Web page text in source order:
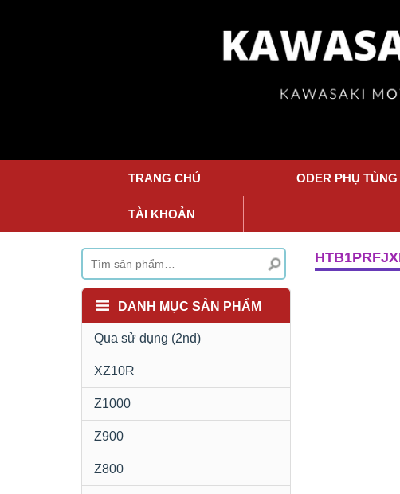
TRANG CHỦ ODER PHỤ TÙNG
TÀI KHOẢN
DANH MỤC SẢN PHẨM
Qua sử dụng (2nd)
XZ10R
Z1000
Z900
Z800